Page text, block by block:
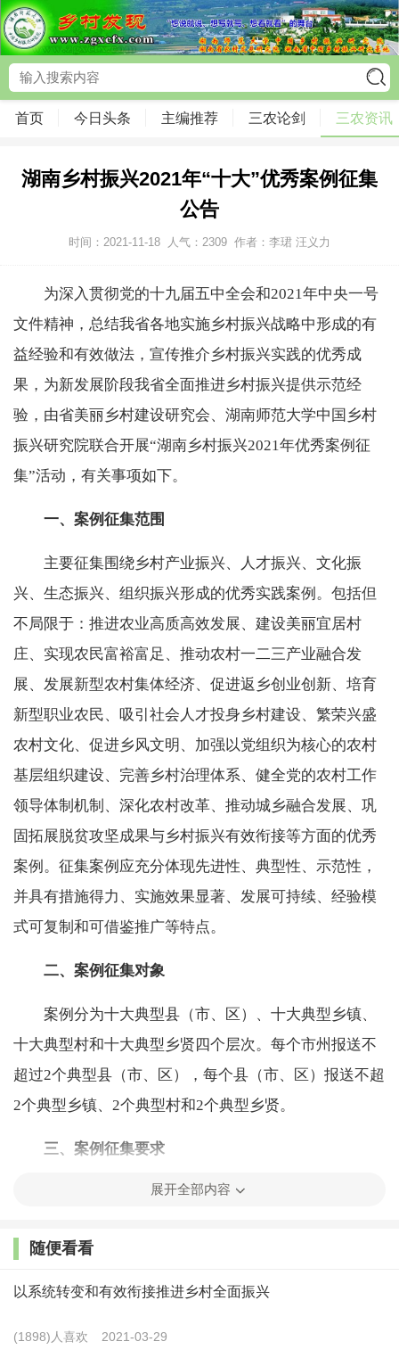
首页 今日头条 主编推荐 三农论剑 三农资讯
湖南乡村振兴2021年“十大”优秀案例征集
公告
时间：2021-11-18 人气： 2309 作者：李珺 汪义力
为深入贯彻党的十九届五中全会和2021年中央一号
文件精神，总结我省各地实施乡村振兴战略中形成的有
益经验和有效做法，宣传推介乡村振兴实践的优秀成
果，为新发展阶段我省全面推进乡村振兴提供示范经
验，由省美丽乡村建设研究会、湖南师范大学中国乡村
振兴研究院联合开展“湖南乡村振兴2021年优秀案例征
集”活动，有关事项如下。
一、案例征集范围
主要征集围绕乡村产业振兴、人才振兴、文化振
兴、生态振兴、组织振兴形成的优秀实践案例。包括但
不局限于：推进农业高质高效发展、建设美丽宜居村
庄、实现农民富裕富足、推动农村一二三产业融合发
展、发展新型农村集体经济、促进返乡创业创新、培育
新型职业农民、吸引社会人才投身乡村建设、繁荣兴盛
农村文化、促进乡风文明、加强以党组织为核心的农村
基层组织建设、完善乡村治理体系、健全党的农村工作
领导体制机制、深化农村改革、推动城乡融合发展、巩
固拓展脱贫攻坚成果与乡村振兴有效衔接等方面的优秀
案例。征集案例应充分体现先进性、典型性、示范性，
并具有措施得力、实施效果显著、发展可持续、经验模
式可复制和可借鉴推广等特点。
二、案例征集对象
案例分为十大典型县（市、区）、十大典型乡镇、
十大典型村和十大典型乡贤四个层次。每个市州报送不
超过2个典型县（市、区），每个县（市、区）报送不超
2个典型乡镇、2个典型村和2个典型乡贤。
三、案例征集要求
1.案例内容包括：基本情况、主要成效、基本做
能够形成可复制、可借鉴、可推广的经验。
2.各地各单位可根据自身实际情况报送优秀案例，
报送的案例应确保内容真实、数据可靠，语言简洁、可
展开全部内容
随便看看
以系统转变和有效衔接推进乡村全面振兴
(1898)人喜欢 2021-03-29